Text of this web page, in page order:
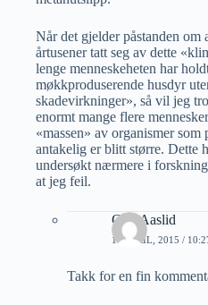
Når det gjelder påstanden om
årtusener tatt seg av dette
lenge menneskeheten har
møkkproduserende husdyr
skadevirkninger», så vil jeg
enormt mange flere
«massen» av organismer som
antakelig er blitt større. Dette
undersøkt nærmere i
at jeg feil.
Geir Aaslid
10 APRIL, 2015 /
Takk for en fin